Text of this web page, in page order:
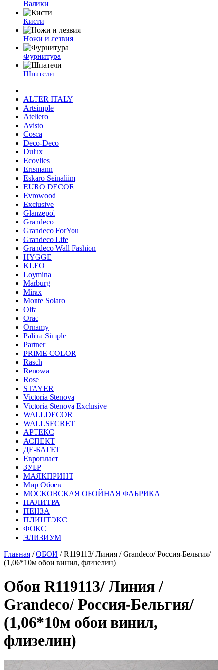
Валики
Кисти
Ножи и лезвия
Фурнитура
Шпатели
ALTER ITALY
Artsimple
Ateliero
Avisto
Cosca
Deco-Deco
Dulux
Ecovlies
Erismann
Eskaro Seinaliim
EURO DECOR
Evrowood
Exclusive
Glanzepol
Grandeco
Grandeco ForYou
Grandeco Life
Grandeco Wall Fashion
HYGGE
KLEO
Loymina
Marburg
Mirax
Monte Solaro
Olfa
Orac
Ornamy
Palitra Simple
Partner
PRIME COLOR
Rasch
Renowa
Rose
STAYER
Victoria Stenova
Victoria Stenova Exclusive
WALLDECOR
WALLSECRET
АРТЕКС
АСПЕКТ
ДЕ-БАГЕТ
Европласт
ЗУБР
МАЯКПРИНТ
Мир Обоев
МОСКОВСКАЯ ОБОЙНАЯ ФАБРИКА
ПАЛИТРА
ПЕНЗА
ПЛИНТЭКС
ФОКС
ЭЛИЗИУМ
Главная /ОБОИ / R119113/ Линия / Grandeco/ Россия-Бельгия/
(1,06*10м обои винил, флизелин)
Обои R119113/ Линия /
Grandeco/ Россия-Бельгия/
(1,06*10м обои винил,
флизелин)